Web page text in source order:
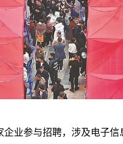
业参与招聘，涉及电子信